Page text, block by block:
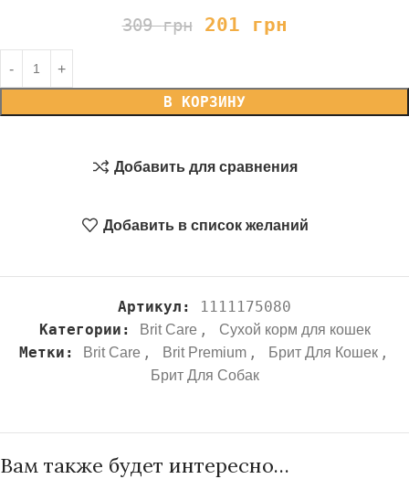
309грн 201 грн
В КОРЗИНУ
Добавить для сравнения
Добавить в список желаний
Артикул:
1111175080
Категории:
Brit Care , Сухой корм для кошек
Метки: Brit Care , Brit Premium , Брит Для Кошек ,
Брит Для Собак
Вам также будет интересно…